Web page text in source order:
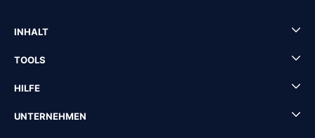
INHALT
TOOLS
HILFE
UNTERNEHMEN